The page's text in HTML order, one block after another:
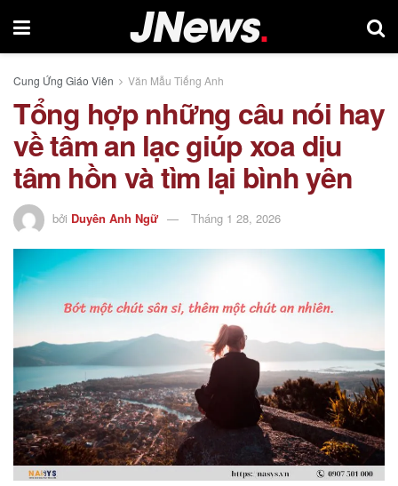
Cung Ứng Giáo Viên Văn Mẫu Tiếng Anh
Tổng hợp những câu nói hay
về tâm an lạc giúp xoa dịu
tâm hồn và tìm lại bình yên
bởi Duyên Anh Ngữ Tháng 1 28, 2026